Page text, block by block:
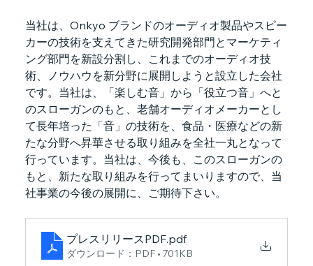
当社は、Onkyo ブランドのオーディオ製品やスピー
カーの技術を支えてきた研究開発部門とマーケティ
ング部門を新設分割し、これまでのオーディオ技
術、ノウハウを新分野に展開しようと設立した会社
です。当社は、「楽しむ音」から「役立つ音」へと
のスローガンのもと、老舗オーディオメーカーとし
て長年培った「音」の技術を、食品・医療などの新
たな分野へ昇華させる取り組みを全社一丸となって
行っています。当社は、今後も、このスローガンの
もと、新たな取り組みを行ってまいりますので、当
社事業の今後の展開に、ご期待下さい。
プレスリリースPDF.pdf
ダウンロード：PDF • 701KB